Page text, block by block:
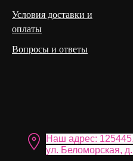
Условия доставки и
оплаты
Вопросы и ответы
Наш адрес:
ул. Бело морская,